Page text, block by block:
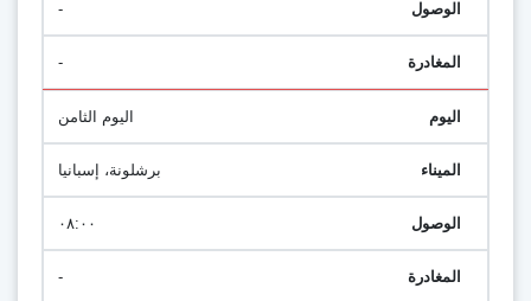
اليوم الثامن
برشلونة، إسبانيا
٠٨:٠٠